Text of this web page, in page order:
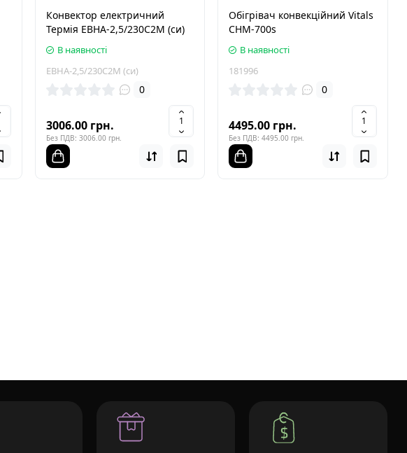
Конвектор електричний
Термія ЕВНА-2,5/230С2М (си)
В наявності
ЕВНА-2,5/230С2М (си)
0
3006.00 грн.
Без ПДВ: 3006.00 грн.
Обігрівач конвекційний Vitals
СHM-700s
В наявності
181996
0
4495.00 грн.
Без ПДВ: 4495.00 грн.